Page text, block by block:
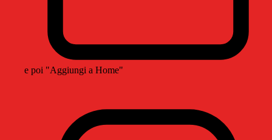
e poi "Aggiungi a Home"